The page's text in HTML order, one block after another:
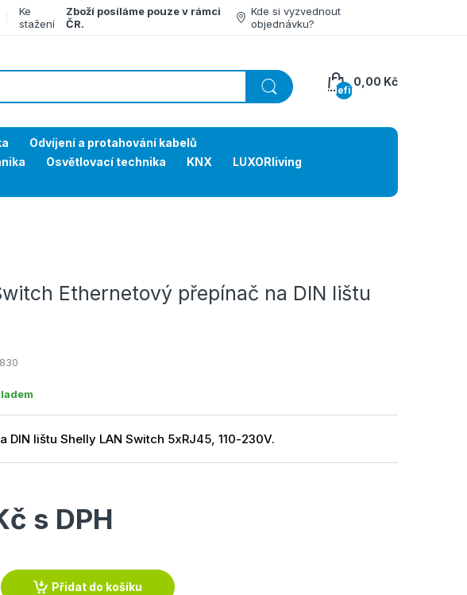
Ke
stažení
Zboží posíláme pouze v rámci
ČR.
Kde si vyzvednout
objednávku?
undefined
0,00 Kč
Odvíjení a protahování kabelů
Osvětlovací technika KNX
LUXORliving
Ethernetový přepínač na DIN lištu
DIN lištu Shelly LAN Switch 5xRJ45, 110-230V.
s DPH
Přidat do košíku